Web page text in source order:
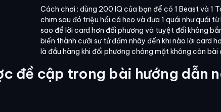
Cách chơi : dùng 200 IQ của bạn để có 1 Beast và 1
chim sau đó triệu hồi cá heo và đưa 1 quái như quái
sao để lời card hơn đối phương và tuyệt đối không
biến thành cưỡi sư tử đấm nhây đến khi nào lời card
là đầu hàng khi đối phương chóng mặt không còn bài
đề cập trong bài hướng dẫn